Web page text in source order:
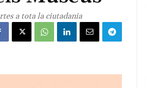
a tota la ciutadania